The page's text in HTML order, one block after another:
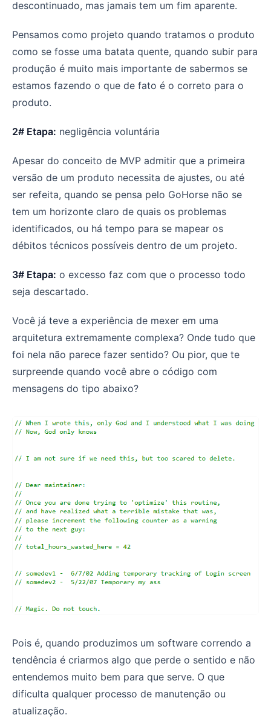
descontinuado, mas jamais tem um fim aparente.
Pensamos como projeto quando tratamos o produto
como se fosse uma batata quente, quando subir para
produção é muito mais importante de sabermos se
estamos fazendo o que de fato é o correto para o
produto.
2# Etapa: negligência voluntária
Apesar do conceito de MVP admitir que a primeira
versão de um produto necessita de ajustes, ou até
ser refeita, quando se pensa pelo GoHorse não se
tem um horizonte claro de quais os problemas
identificados, ou há tempo para se mapear os
débitos técnicos possíveis dentro de um projeto.
3# Etapa: o excesso faz com que o processo todo
seja descartado.
Você já teve a experiência de mexer em uma
arquitetura extremamente complexa? Onde tudo que
foi nela não parece fazer sentido? Ou pior, que te
surpreende quando você abre o código com
mensagens do tipo abaixo?
Pois é, quando produzimos um software correndo a
tendência é criarmos algo que perde o sentido e não
entendemos muito bem para que serve. O que
dificulta qualquer processo de manutenção ou
atualização.